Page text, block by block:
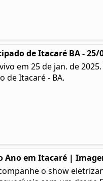
de Itacaré BA - 25/
em 25 de jan. de
de Itacaré - BA.
Ano em Itacaré |
o show